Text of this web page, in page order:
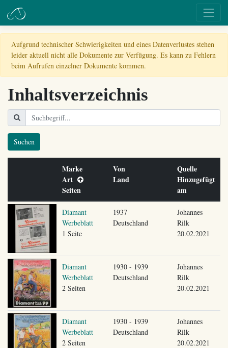
Aufgrund technischer Schwierigkeiten und eines Datenverlustes stehen
leider aktuell nicht alle Dokumente zur Verfügung. Es kann zu Fehlern
beim Aufrufen einzelner Dokumente kommen.
Inhaltsverzeichnis
Suchen
Marke
Art
Seiten
Von
Land
Quelle
Hinzugefügt
am
Diamant
Werbeblatt
1 Seite
1937
Deutschland
Johannes
Rilk
20.02.2021
Diamant
Werbeblatt
2 Seiten
1930 - 1939
Deutschland
Johannes
Rilk
20.02.2021
Diamant
Werbeblatt
2 Seiten
1930 - 1939
Deutschland
Johannes
Rilk
20.02.2021